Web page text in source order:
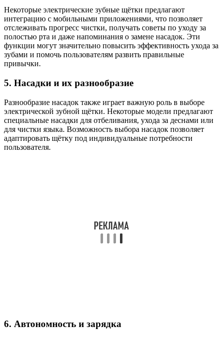
Некоторые электрические зубные щётки предлагают
интеграцию с мобильными приложениями, что позволяет
отслеживать прогресс чистки, получать советы по уходу за
полостью рта и даже напоминания о замене насадок. Эти
функции могут значительно повысить эффективность ухода за
зубами и помочь пользователям развить правильные
привычки.
5. Насадки и их разнообразие
Разнообразие насадок также играет важную роль в выборе
электрической зубной щётки. Некоторые модели предлагают
специальные насадки для отбеливания, ухода за деснами или
для чистки языка. Возможность выбора насадок позволяет
адаптировать щётку под индивидуальные потребности
пользователя.
6. Автономность и зарядка